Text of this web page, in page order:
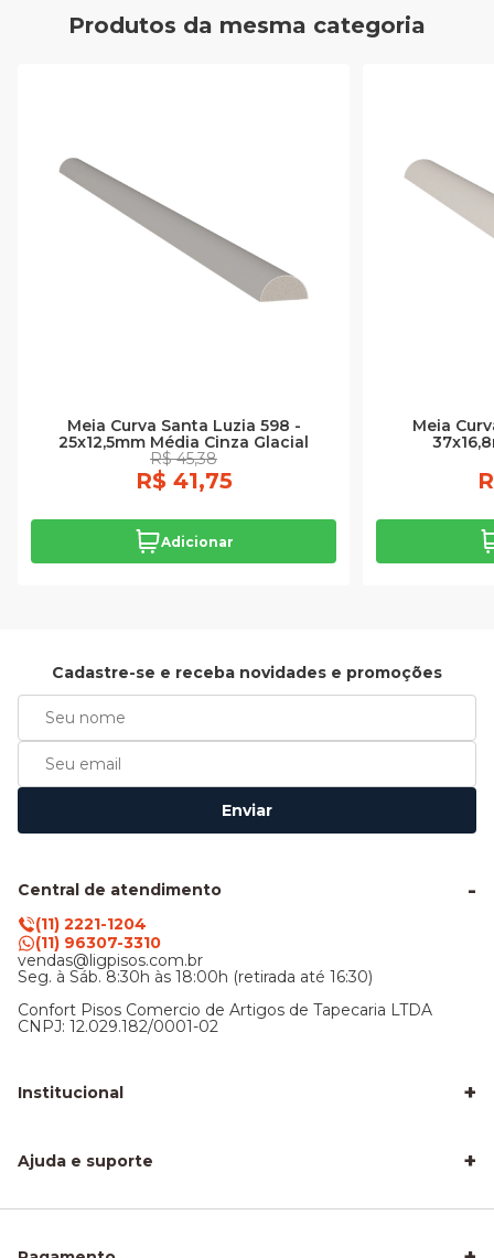
Produtos da mesma categoria
Meia Curva Santa Luzia 598 -
25x12,5mm Média Cinza Glacial
R$ 45,38
R$ 41,75
Adicionar
Meia
Cadastre-se e receba novidades e promoções
Enviar
Central de atendimento
(11) 2221-1204
(11) 96307-3310
vendas@ligpisos.com.br
Seg. à Sáb. 8:30h às 18:00h (retirada até 16:30)
Confort Pisos Comercio de Artigos de Tapecaria LTDA
CNPJ: 12.029.182/0001-02
Institucional +
Sobre nós
Nossa Loja
Ajuda e suporte +
Frete e entrega